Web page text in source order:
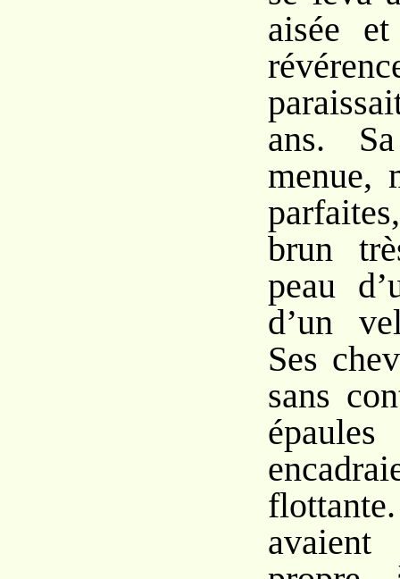
aisée
ans.
menue,
brun
peau
d’un
Ses
sans